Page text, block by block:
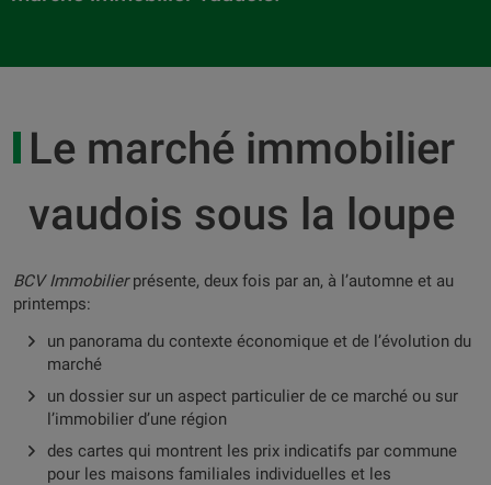
Le marché immobilier
vaudois sous la loupe
BCV Immobilierprésente, deux fois par an, à l’automne et au
printemps:
un panorama du contexte économique et de l’évolution du
marché
un dossier sur un aspect particulier de ce marché ou sur
l’immobilier d’une région
des cartes qui montrent les prix indicatifs par commune
pour les maisons familiales individuelles et les